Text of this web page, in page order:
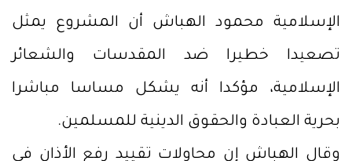
الإسلامية محمود الهباش أن المشروع يمثل
تصعيدا خطيرا ضد المقدسات والشعائر
الإسلامية، مؤكدا أنه يشكل مساسا مباشرا
بحرية العبادة والحقوق الدينية للمسلمين.
وقال الهباش إن محاولات تقييد رفع الأذان في